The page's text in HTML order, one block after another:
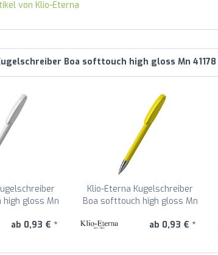
von Klio-Eterna
Boa softtouch high gloss Mn 41178
gloss Mn
ab 0,93 € *
Klio-Eterna Kugelschreiber
Boa softtouch high gloss Mn
ab 0,93 € *